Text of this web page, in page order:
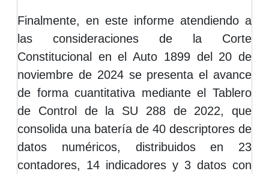
Finalmente, en este informe atendiendo a
las consideraciones de la Corte
Constitucional en el Auto 1899 del 20 de
noviembre de 2024 se presenta el avance
de forma cuantitativa mediante el Tablero
de Control de la SU 288 de 2022, que
consolida una batería de 40 descriptores de
datos numéricos, distribuidos en 23
contadores, 14 indicadores y 3 datos con